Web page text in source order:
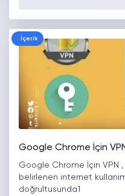
İçerik
Google Chrome İçin
Google Chrome İçin VPN ,
belirlenen internet
doğrultusunda1